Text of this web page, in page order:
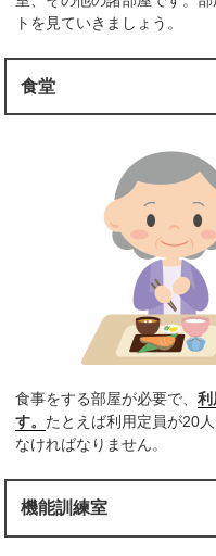
トを見ていきましょう。
食堂
食事をする部屋が必要で、利
す。 たとえば利用定員が20
なければなりません。
機能訓練室